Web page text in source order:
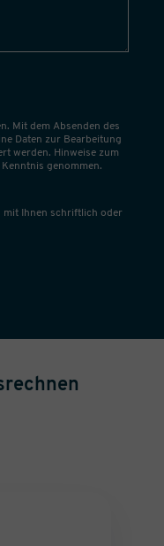
Mit dem Absenden des
Daten zur Bearbeitung
werden. Hinweise zum
genommen.
mit Ihnen schriftlich oder